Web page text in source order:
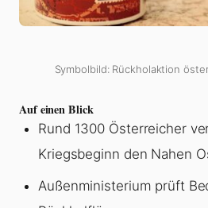
Symbolbild: Rückholaktion
Auf einen Blick
Rund 1300 Österreicher
Kriegsbeginn den Nahen
Außenministerium prüft